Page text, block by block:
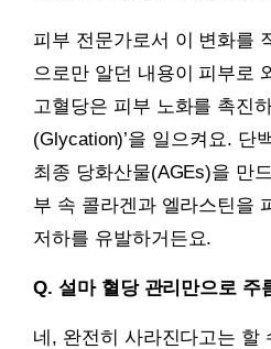
피부 전문가로서 이 변화를
으로만 알던 내용이 피부로
고혈당은 피부 노화를 촉진
(Glycation)’을 일으켜요. 단
최종 당화산물(AGEs)을 만
부 속 콜라겐과 엘라스틴을
저하를 유발하거든요.
Q. 설마 혈당 관리만으로 주
네, 완전히 사라진다고는 할